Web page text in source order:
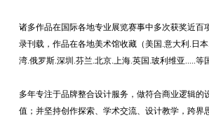
诸多作品在国际各地专业展览赛事中多次获奖近百
录刊载，作品在各地美术馆收藏（美国.意大利.日
湾.俄罗斯.深圳.芬兰.北京.上海.英国.玻利维亚.....等
多年专注于品牌整合设计服务，做符合商业逻辑的
值；并坚持创作探索、学术交流、设计教学，跨界